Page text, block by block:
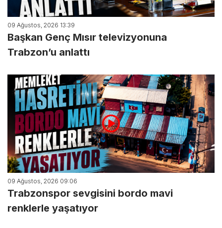
09 Ağustos, 2026 13:39
Başkan Genç Mısır televizyonuna
Trabzon’u anlattı
09 Ağustos, 2026 09:06
Trabzonspor sevgisini bordo mavi
renklerle yaşatıyor